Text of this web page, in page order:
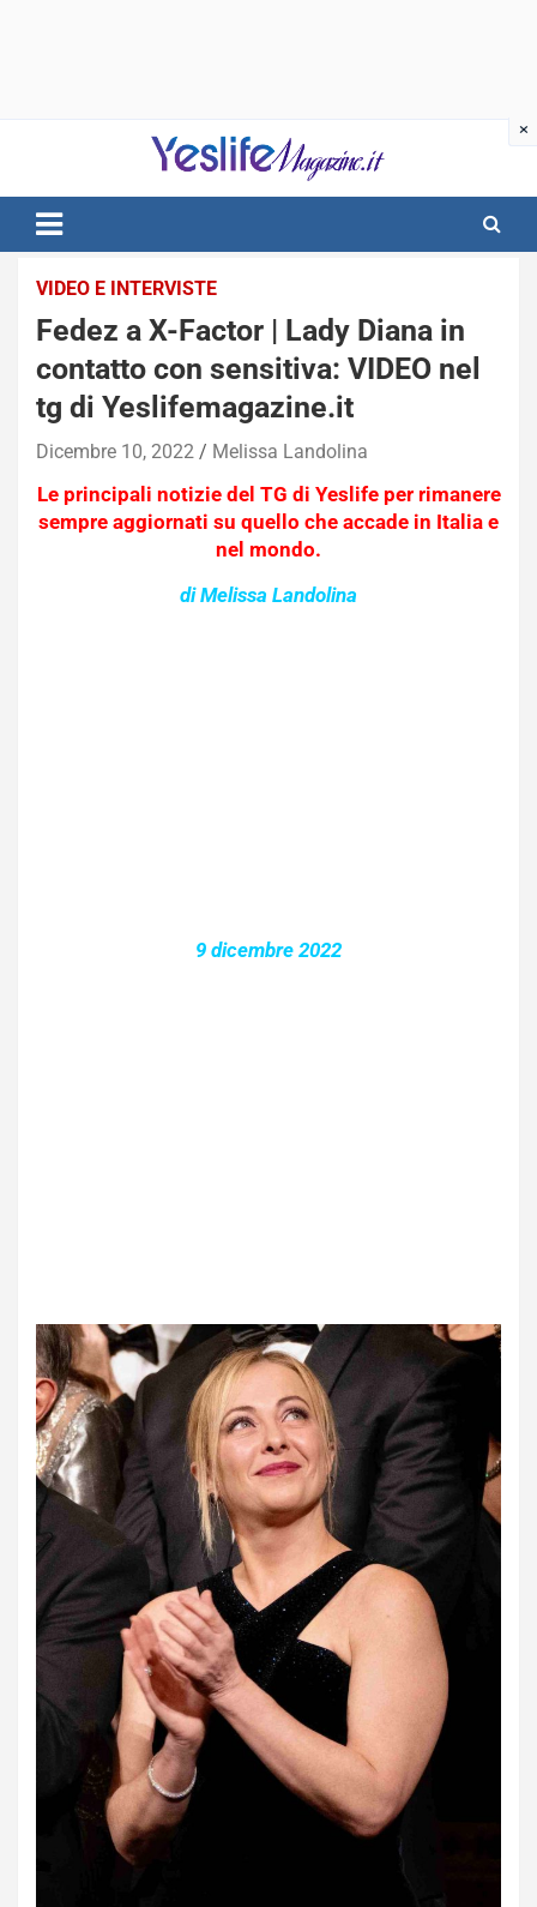
notizie di intrattenimento
VIDEO E INTERVISTE
Fedez a X-Factor | Lady Diana in
contatto con sensitiva: VIDEO nel
tg di Yeslifemagazine.it
Dicembre 10, 2022 Melissa Landolina
Le principali notizie del TG di Yeslife per rimanere
sempre aggiornati su quello che accade in Italia e
nel mondo.
di Melissa Landolina
9 dicembre 2022